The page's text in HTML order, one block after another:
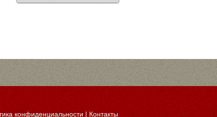
конфиденциальности| Контакты